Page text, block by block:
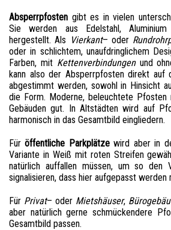
Absperrpfosten gibt es in vielen
Sie werden aus Edelstahl,
hergestellt. Als Vierkant– oder
oder in schlichtem, unaufdringlichem
Farben, mit Kettenverbindungenund
kann also der Absperrpfosten direkt auf
abgestimmt werden, sowohl in Hinsicht
die Form. Moderne, beleuchtete Pfosten
Gebäuden gut. In Altstädten wird auf
harmonisch in das Gesamtbild eingliedern.
Füröffentliche Parkplätzewird aber in
Variante in Weiß mit roten Streifen
natürlich auffallen müssen, um so den
signalisieren, dass hier aufgepasst werden
Für Privat– oder Mietshäuser,
aber natürlich gerne schmückendere
Gesamtbild passen.